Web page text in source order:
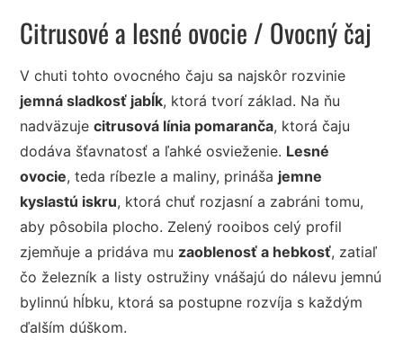
Citrusové a lesné ovocie / Ovocný čaj
V chuti tohto ovocného čaju sa najskôr rozvinie
jemná sladkosť jabĺk, ktorá tvorí základ. Na ňu
nadväzujecitrusová línia pomaranča, ktorá čaju
dodáva šťavnatosť a ľahké osvieženie. Lesné
ovocie, teda ríbezle a maliny, prináša jemne
kyslastú iskru, ktorá chuť rozjasní a zabráni tomu,
aby pôsobila plocho. Zelený rooibos celý profil
zjemňuje a pridáva mu zaoblenosť a hebkosť, zatiaľ
čo železník a listy ostružiny vnášajú do nálevu jemnú
bylinnú hĺbku, ktorá sa postupne rozvíja s každým
ďalším dúškom.